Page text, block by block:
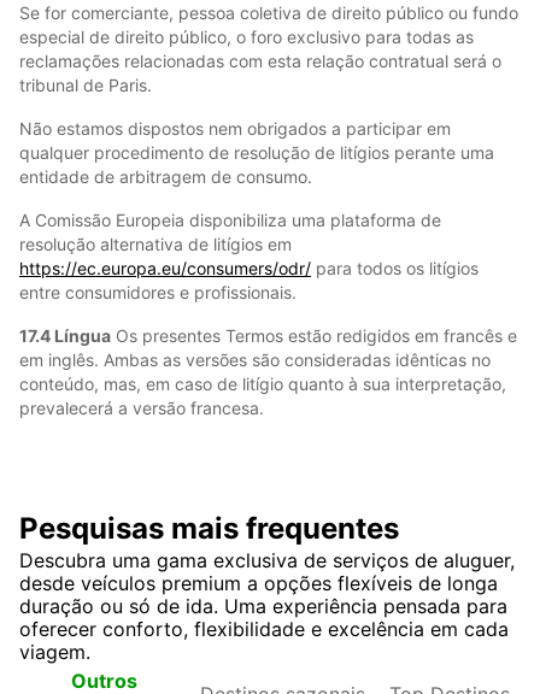
Se for comerciante, pessoa coletiva de direito público ou fundo
especial de direito público, o foro exclusivo para todas as
reclamações relacionadas com esta relação contratual será o
tribunal de Paris.
Não estamos dispostos nem obrigados a participar em
qualquer procedimento de resolução de litígios perante uma
entidade de arbitragem de consumo.
A Comissão Europeia disponibiliza uma plataforma de
resolução alternativa de litígios em
https://ec.europa.eu/consumers/odr/ para todos os litígios
entre consumidores e profissionais.
17.4 Língua Os presentes Termos estão redigidos em francês e
em inglês. Ambas as versões são consideradas idênticas no
conteúdo, mas, em caso de litígio quanto à sua interpretação,
prevalecerá a versão francesa.
Pesquisas mais frequentes
Descubra uma gama exclusiva de serviços de aluguer,
desde veículos premium a opções flexíveis de longa
duração ou só de ida. Uma experiência pensada para
oferecer conforto, flexibilidade e excelência em cada
viagem.
Outros